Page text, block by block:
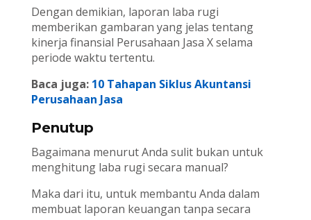
Dengan demikian, laporan laba rugi
memberikan gambaran yang jelas tentang
kinerja finansial Perusahaan Jasa X selama
periode waktu tertentu.
Baca juga: 10 Tahapan Siklus Akuntansi
Perusahaan Jasa
Penutup
Bagaimana menurut Anda sulit bukan untuk
menghitung laba rugi secara manual?
Maka dari itu, untuk membantu Anda dalam
membuat laporan keuangan tanpa secara